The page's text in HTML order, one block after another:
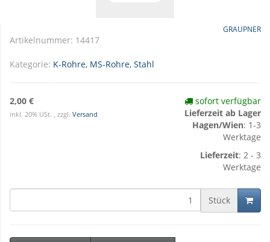
GRAUPNER
Artikelnummer: 14417
Kategorie: K-Rohre, MS-Rohre, Stahl
2,00 €
inkl. 20% USt. , zzgl. Versand
sofort verfügbar
Lieferzeit ab Lager
Hagen/Wien: 1-3
Werktage
Lieferzeit: 2 - 3
Werktage
Stück